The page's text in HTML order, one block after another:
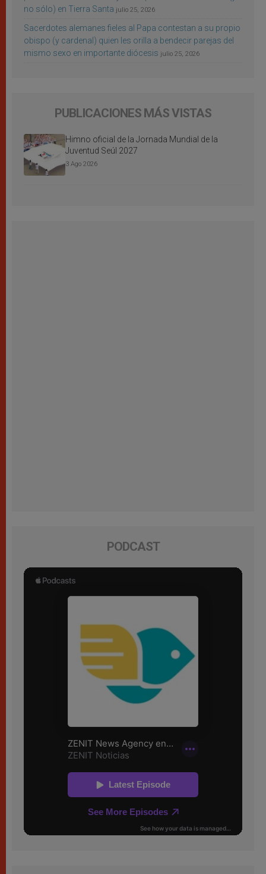
no sólo) en Tierra Santa julio 25, 2026
Sacerdotes alemanes fieles al Papa contestan a su propio
obispo (y cardenal) quien les orilla a bendecir parejas del
mismo sexo en importante diócesis julio 25, 2026
PUBLICACIONES MÁS VISTAS
Himno oficial de la Jornada Mundial de la
Juventud Seúl 2027
3 Ago 2026
PODCAST